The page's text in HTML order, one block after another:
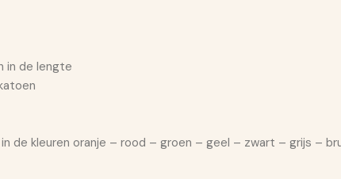
in de lengte
de kleuren oranje – rood – groen – geel – zwart – grijs –